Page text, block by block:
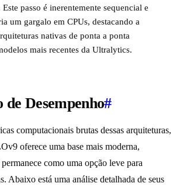
passo é inerentemente sequencial e
um gargalo em CPUs, destacando a
nativas de ponta a ponta
mais recentes da Ultralytics.
Desempenho#
computacionais brutas dessas arquiteturas,
oferece uma base mais moderna,
como uma opção leve para
Abaixo está uma análise detalhada de seus